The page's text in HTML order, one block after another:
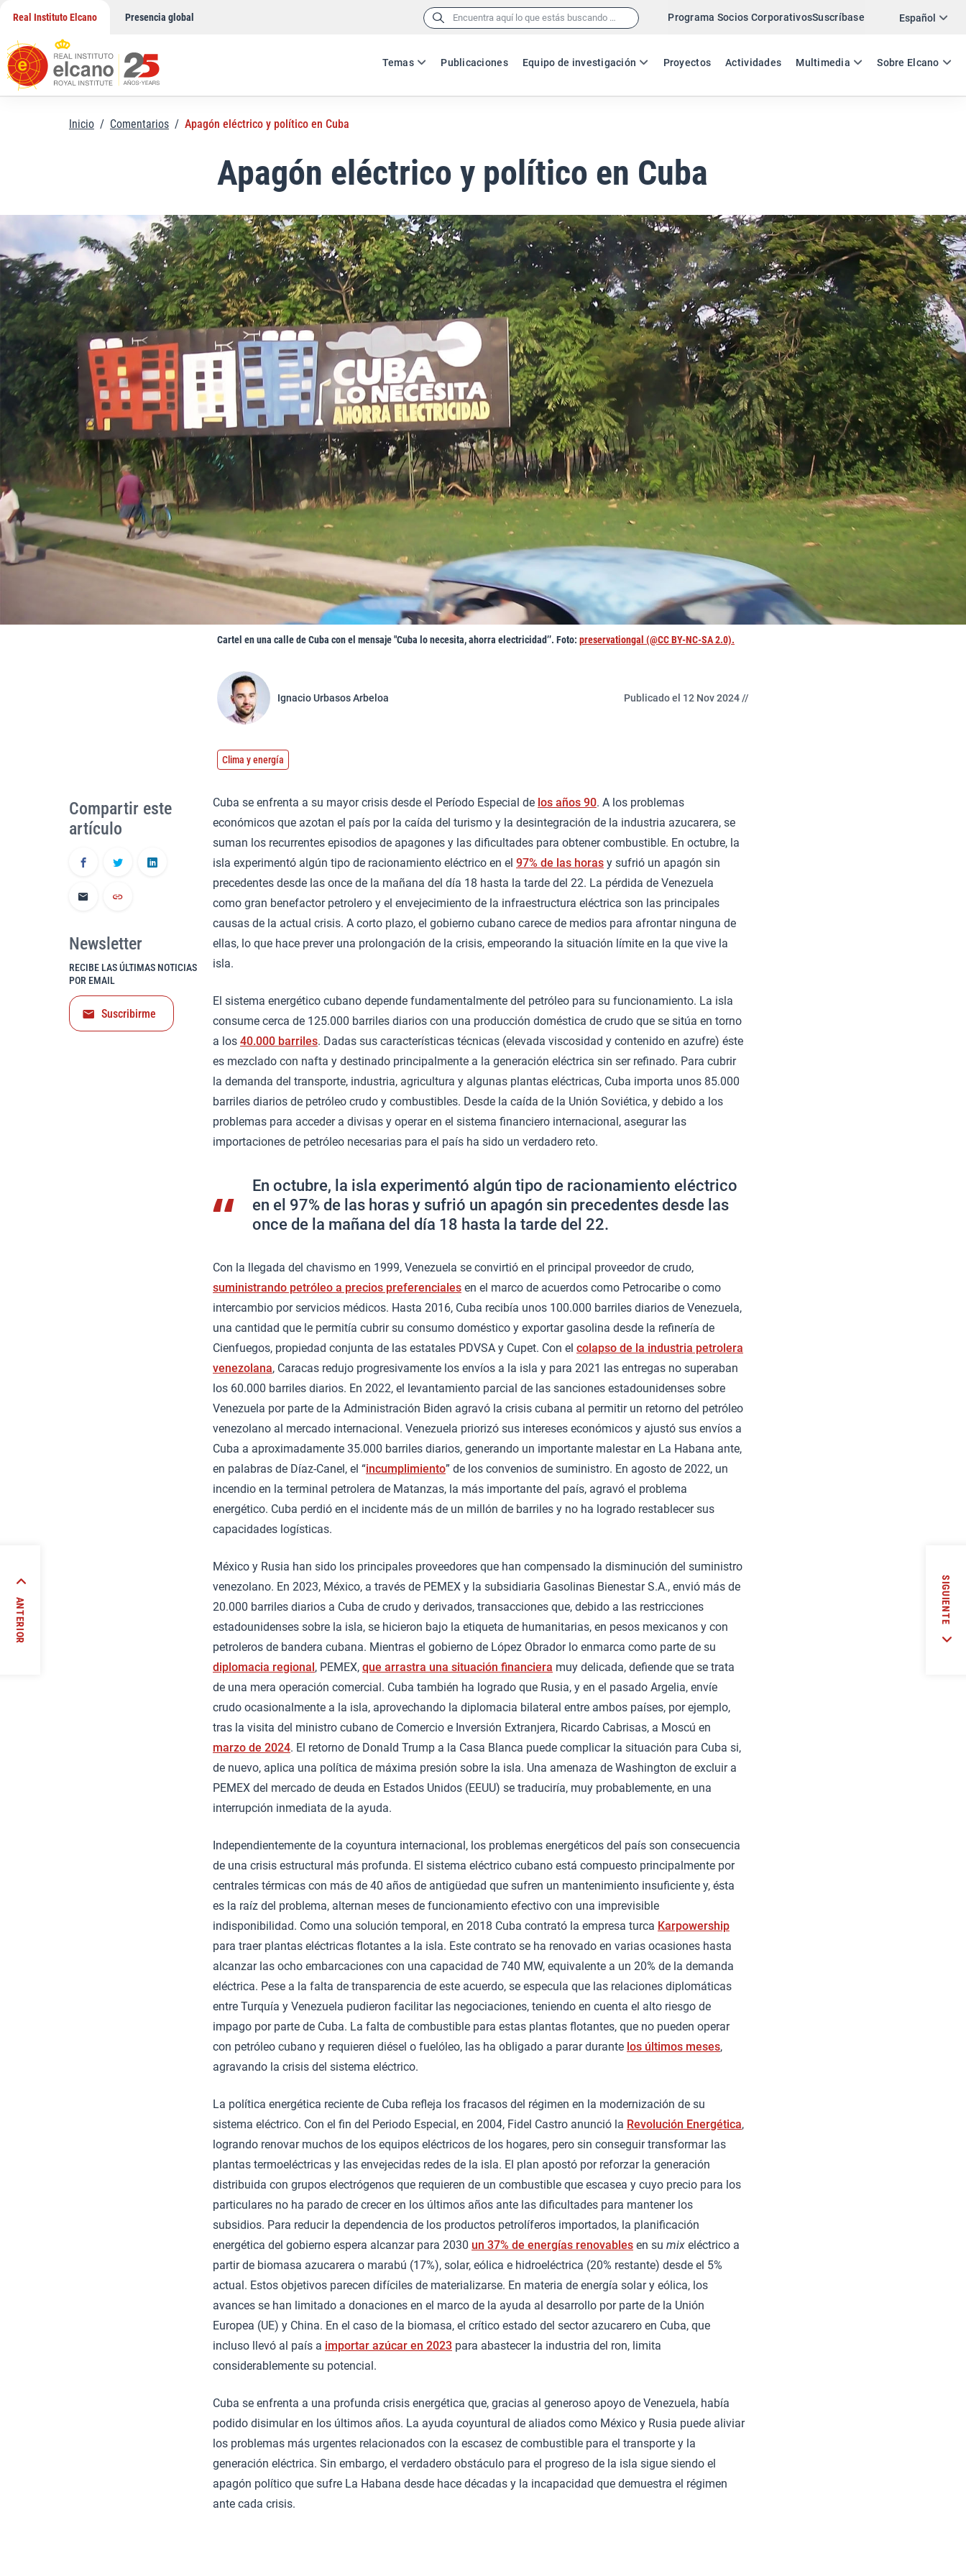
contenido
Real Instituto Elcano Presencia global Buscar: Programa Socios CorporativosSuscríbase Español
ES EN
Temas Publicaciones Equipo de investigación Proyectos Actividades Multimedia Sobre Elcano
Twitter
Inicio / Comentarios / Apagón eléctrico y político en Cuba
Apagón eléctrico y político en Cuba
Cartel en una calle de Cuba con el mensaje "Cuba lo necesita, ahorra electricidad’’. Foto: preservationgal (@CC BY-NC-SA 2.0).
Ignacio Urbasos Arbeloa Publicado el 12 Nov 2024 //
Clima y energía
Cuba se enfrenta a su mayor crisis desde el Período Especial de los años 90. A los problemas
económicos que azotan el país por la caída del turismo y la desintegración de la industria azucarera, se
suman los recurrentes episodios de apagones y las dificultades para obtener combustible. En octubre, la
isla experimentó algún tipo de racionamiento eléctrico en el 97% de las horas y sufrió un apagón sin
precedentes desde las once de la mañana del día 18 hasta la tarde del 22. La pérdida de Venezuela
como gran benefactor petrolero y el envejecimiento de la infraestructura eléctrica son las principales
causas de la actual crisis. A corto plazo, el gobierno cubano carece de medios para afrontar ninguna de
ellas, lo que hace prever una prolongación de la crisis, empeorando la situación límite en la que vive la
isla.
El sistema energético cubano depende fundamentalmente del petróleo para su funcionamiento. La isla
consume cerca de 125.000 barriles diarios con una producción doméstica de crudo que se sitúa en torno
a los 40.000 barriles. Dadas sus características técnicas (elevada viscosidad y contenido en azufre) éste
es mezclado con nafta y destinado principalmente a la generación eléctrica sin ser refinado. Para cubrir
la demanda del transporte, industria, agricultura y algunas plantas eléctricas, Cuba importa unos 85.000
barriles diarios de petróleo crudo y combustibles. Desde la caída de la Unión Soviética, y debido a los
problemas para acceder a divisas y operar en el sistema financiero internacional, asegurar las
importaciones de petróleo necesarias para el país ha sido un verdadero reto.
En octubre, la isla experimentó algún tipo de racionamiento eléctrico
en el 97% de las horas y sufrió un apagón sin precedentes desde las
once de la mañana del día 18 hasta la tarde del 22.
Con la llegada del chavismo en 1999, Venezuela se convirtió en el principal proveedor de crudo,
suministrando petróleo a precios preferenciales en el marco de acuerdos como Petrocaribe o como
intercambio por servicios médicos. Hasta 2016, Cuba recibía unos 100.000 barriles diarios de Venezuela,
una cantidad que le permitía cubrir su consumo doméstico y exportar gasolina desde la refinería de
Cienfuegos, propiedad conjunta de las estatales PDVSA y Cupet. Con el colapso de la industria petrolera
venezolana, Caracas redujo progresivamente los envíos a la isla y para 2021 las entregas no superaban
los 60.000 barriles diarios. En 2022, el levantamiento parcial de las sanciones estadounidenses sobre
Venezuela por parte de la Administración Biden agravó la crisis cubana al permitir un retorno del petróleo
venezolano al mercado internacional. Venezuela priorizó sus intereses económicos y ajustó sus envíos a
Cuba a aproximadamente 35.000 barriles diarios, generando un importante malestar en La Habana ante,
en palabras de Díaz-Canel, el “incumplimiento” de los convenios de suministro. En agosto de 2022, un
incendio en la terminal petrolera de Matanzas, la más importante del país, agravó el problema
energético. Cuba perdió en el incidente más de un millón de barriles y no ha logrado restablecer sus
capacidades logísticas.
México y Rusia han sido los principales proveedores que han compensado la disminución del suministro
venezolano. En 2023, México, a través de PEMEX y la subsidiaria Gasolinas Bienestar S.A., envió más de
20.000 barriles diarios a Cuba de crudo y derivados, transacciones que, debido a las restricciones
estadounidenses sobre la isla, se hicieron bajo la etiqueta de humanitarias, en pesos mexicanos y con
petroleros de bandera cubana. Mientras el gobierno de López Obrador lo enmarca como parte de su
diplomacia regional, PEMEX, que arrastra una situación financiera muy delicada, defiende que se trata
de una mera operación comercial. Cuba también ha logrado que Rusia, y en el pasado Argelia, envíe
crudo ocasionalmente a la isla, aprovechando la diplomacia bilateral entre ambos países, por ejemplo,
tras la visita del ministro cubano de Comercio e Inversión Extranjera, Ricardo Cabrisas, a Moscú en
marzo de 2024. El retorno de Donald Trump a la Casa Blanca puede complicar la situación para Cuba si,
de nuevo, aplica una política de máxima presión sobre la isla. Una amenaza de Washington de excluir a
PEMEX del mercado de deuda en Estados Unidos (EEUU) se traduciría, muy probablemente, en una
interrupción inmediata de la ayuda.
Independientemente de la coyuntura internacional, los problemas energéticos del país son consecuencia
de una crisis estructural más profunda. El sistema eléctrico cubano está compuesto principalmente por
centrales térmicas con más de 40 años de antigüedad que sufren un mantenimiento insuficiente y, ésta
es la raíz del problema, alternan meses de funcionamiento efectivo con una imprevisible
indisponibilidad. Como una solución temporal, en 2018 Cuba contrató la empresa turca Karpowership
para traer plantas eléctricas flotantes a la isla. Este contrato se ha renovado en varias ocasiones hasta
alcanzar las ocho embarcaciones con una capacidad de 740 MW, equivalente a un 20% de la demanda
eléctrica. Pese a la falta de transparencia de este acuerdo, se especula que las relaciones diplomáticas
entre Turquía y Venezuela pudieron facilitar las negociaciones, teniendo en cuenta el alto riesgo de
impago por parte de Cuba. La falta de combustible para estas plantas flotantes, que no pueden operar
con petróleo cubano y requieren diésel o fuelóleo, las ha obligado a parar durante los últimos meses,
agravando la crisis del sistema eléctrico.
La política energética reciente de Cuba refleja los fracasos del régimen en la modernización de su
sistema eléctrico. Con el fin del Periodo Especial, en 2004, Fidel Castro anunció la Revolución Energética,
logrando renovar muchos de los equipos eléctricos de los hogares, pero sin conseguir transformar las
plantas termoeléctricas y las envejecidas redes de la isla. El plan apostó por reforzar la generación
distribuida con grupos electrógenos que requieren de un combustible que escasea y cuyo precio para los
particulares no ha parado de crecer en los últimos años ante las dificultades para mantener los
subsidios. Para reducir la dependencia de los productos petrolíferos importados, la planificación
energética del gobierno espera alcanzar para 2030 un 37% de energías renovables en su mix eléctrico a
partir de biomasa azucarera o marabú (17%), solar, eólica e hidroeléctrica (20% restante) desde el 5%
actual. Estos objetivos parecen difíciles de materializarse. En materia de energía solar y eólica, los
avances se han limitado a donaciones en el marco de la ayuda al desarrollo por parte de la Unión
Europea (UE) y China. En el caso de la biomasa, el crítico estado del sector azucarero en Cuba, que
incluso llevó al país a importar azúcar en 2023 para abastecer la industria del ron, limita
considerablemente su potencial.
Cuba se enfrenta a una profunda crisis energética que, gracias al generoso apoyo de Venezuela, había
podido disimular en los últimos años. La ayuda coyuntural de aliados como México y Rusia puede aliviar
los problemas más urgentes relacionados con la escasez de combustible para el transporte y la
generación eléctrica. Sin embargo, el verdadero obstáculo para el progreso de la isla sigue siendo el
apagón político que sufre La Habana desde hace décadas y la incapacidad que demuestra el régimen
ante cada crisis.
Compartir este
artículo
Newsletter
RECIBE LAS ÚLTIMAS NOTICIAS
POR EMAIL
Suscribirme
ANTERIOR SIGUIENTE